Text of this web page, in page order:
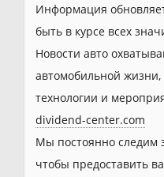
Информация
быть в курсе всех
Новости авто
автомобильной
технологии и
dividend-center.com
Мы постоянно следим
чтобы предоставить